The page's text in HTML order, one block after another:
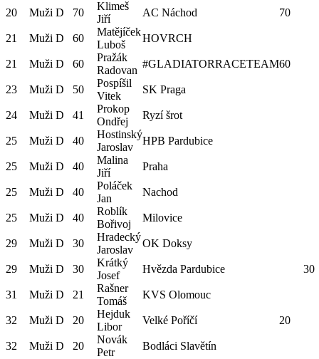
20 Muži D 70
Klimeš
Jiří
AC Náchod 70
21 Muži D 60
Matějíček
Luboš
HOVRCH
21 Muži D 60
Pražák
Radovan
#GLADIATORRACETEAM60
23 Muži D 50
Pospíšil
Vitek
SK Praga
24 Muži D 41
Prokop
Ondřej
Ryzí šrot
25 Muži D 40
Hostinský
Jaroslav
HPB Pardubice
25 Muži D 40
Malina
Jiří
Praha
25 Muži D 40
Poláček
Jan
Nachod
25 Muži D 40
Roblík
Bořivoj
Milovice
29 Muži D 30
Hradecký
Jaroslav
OK Doksy
29 Muži D 30
Krátký
Josef
Hvězda Pardubice 30
31 Muži D 21
Rašner
Tomáš
KVS Olomouc
32 Muži D 20
Hejduk
Libor
Velké Poříčí 20
32 Muži D 20
Novák
Petr
Bodláci Slavětín